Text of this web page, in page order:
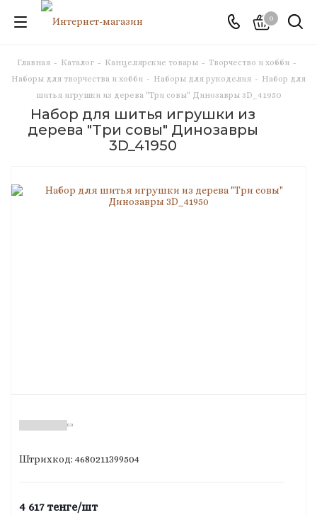
0
Главная - Каталог - Канцелярские товары - Творчество и хобби -
Наборы для творчества и хобби - Наборы для рукоделия - Набор для
шитья игрушки из дерева "Три совы" Динозавры 3D_41950
Набор для шитья игрушки из
дерева "Три совы" Динозавры
3D_41950
(0)
Штрихкод: 4680211399504
4 617тенге/шт